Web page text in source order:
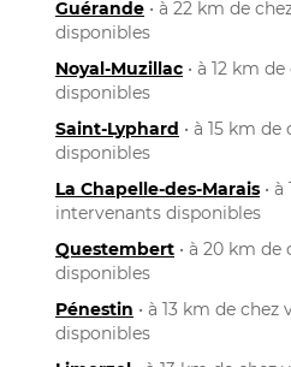
Guérande • à 22 km de
disponibles
Noyal-Muzillac • à 12 km
disponibles
Saint-Lyphard • à 15 km
disponibles
La Chapelle-des-Marais •
intervenants disponibles
Questembert • à 20 km de
disponibles
Pénestin • à 13 km de
disponibles